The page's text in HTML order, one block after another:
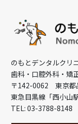
のもとデンタルクリ
歯科・口腔外科・矯
〒142-0062 東京都
東急目黒線「西小山
TEL: 03-3788-8148